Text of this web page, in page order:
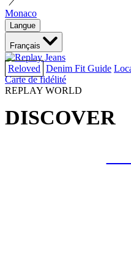
Monaco
Langue
Français
Reloved Denim Fit Guide
Carte de fidélité
REPLAY WORLD
DISCOVER